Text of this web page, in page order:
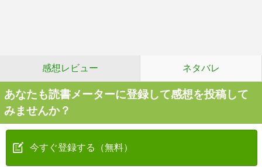
感想レビュー ネタバレ
あなたも読書メーターに登録して感想を投稿して
みませんか？
今すぐ登録する（無料）